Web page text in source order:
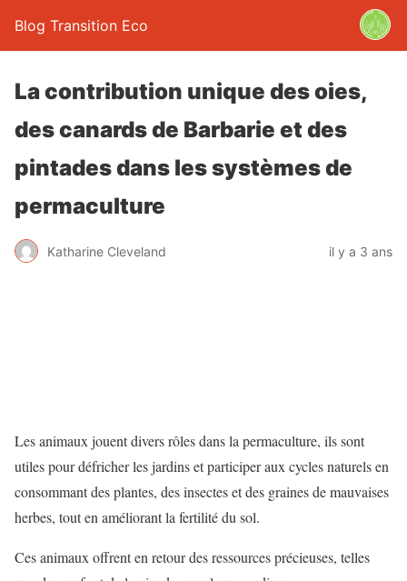
Blog Transition Eco
La contribution unique des oies,
des canards de Barbarie et des
pintades dans les systèmes de
permaculture
Katharine Cleveland il y a 3 ans
Les animaux jouent divers rôles dans la permaculture, ils sont
utiles pour défricher les jardins et participer aux cycles naturels en
consommant des plantes, des insectes et des graines de mauvaises
herbes, tout en améliorant la fertilité du sol.
Ces animaux offrent en retour des ressources précieuses, telles